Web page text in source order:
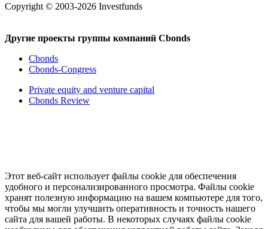
Copyright © 2003-2026 Investfunds
Другие проекты группы компаний Cbonds
Cbonds
Cbonds-Congress
Private equity and venture capital
Cbonds Review
Этот веб-сайт использует файлы cookie для обеспечения
удобного и персонализированного просмотра. Файлы cookie
хранят полезную информацию на вашем компьютере для того,
чтобы мы могли улучшить оперативность и точность нашего
сайта для вашей работы. В некоторых случаях файлы cookie